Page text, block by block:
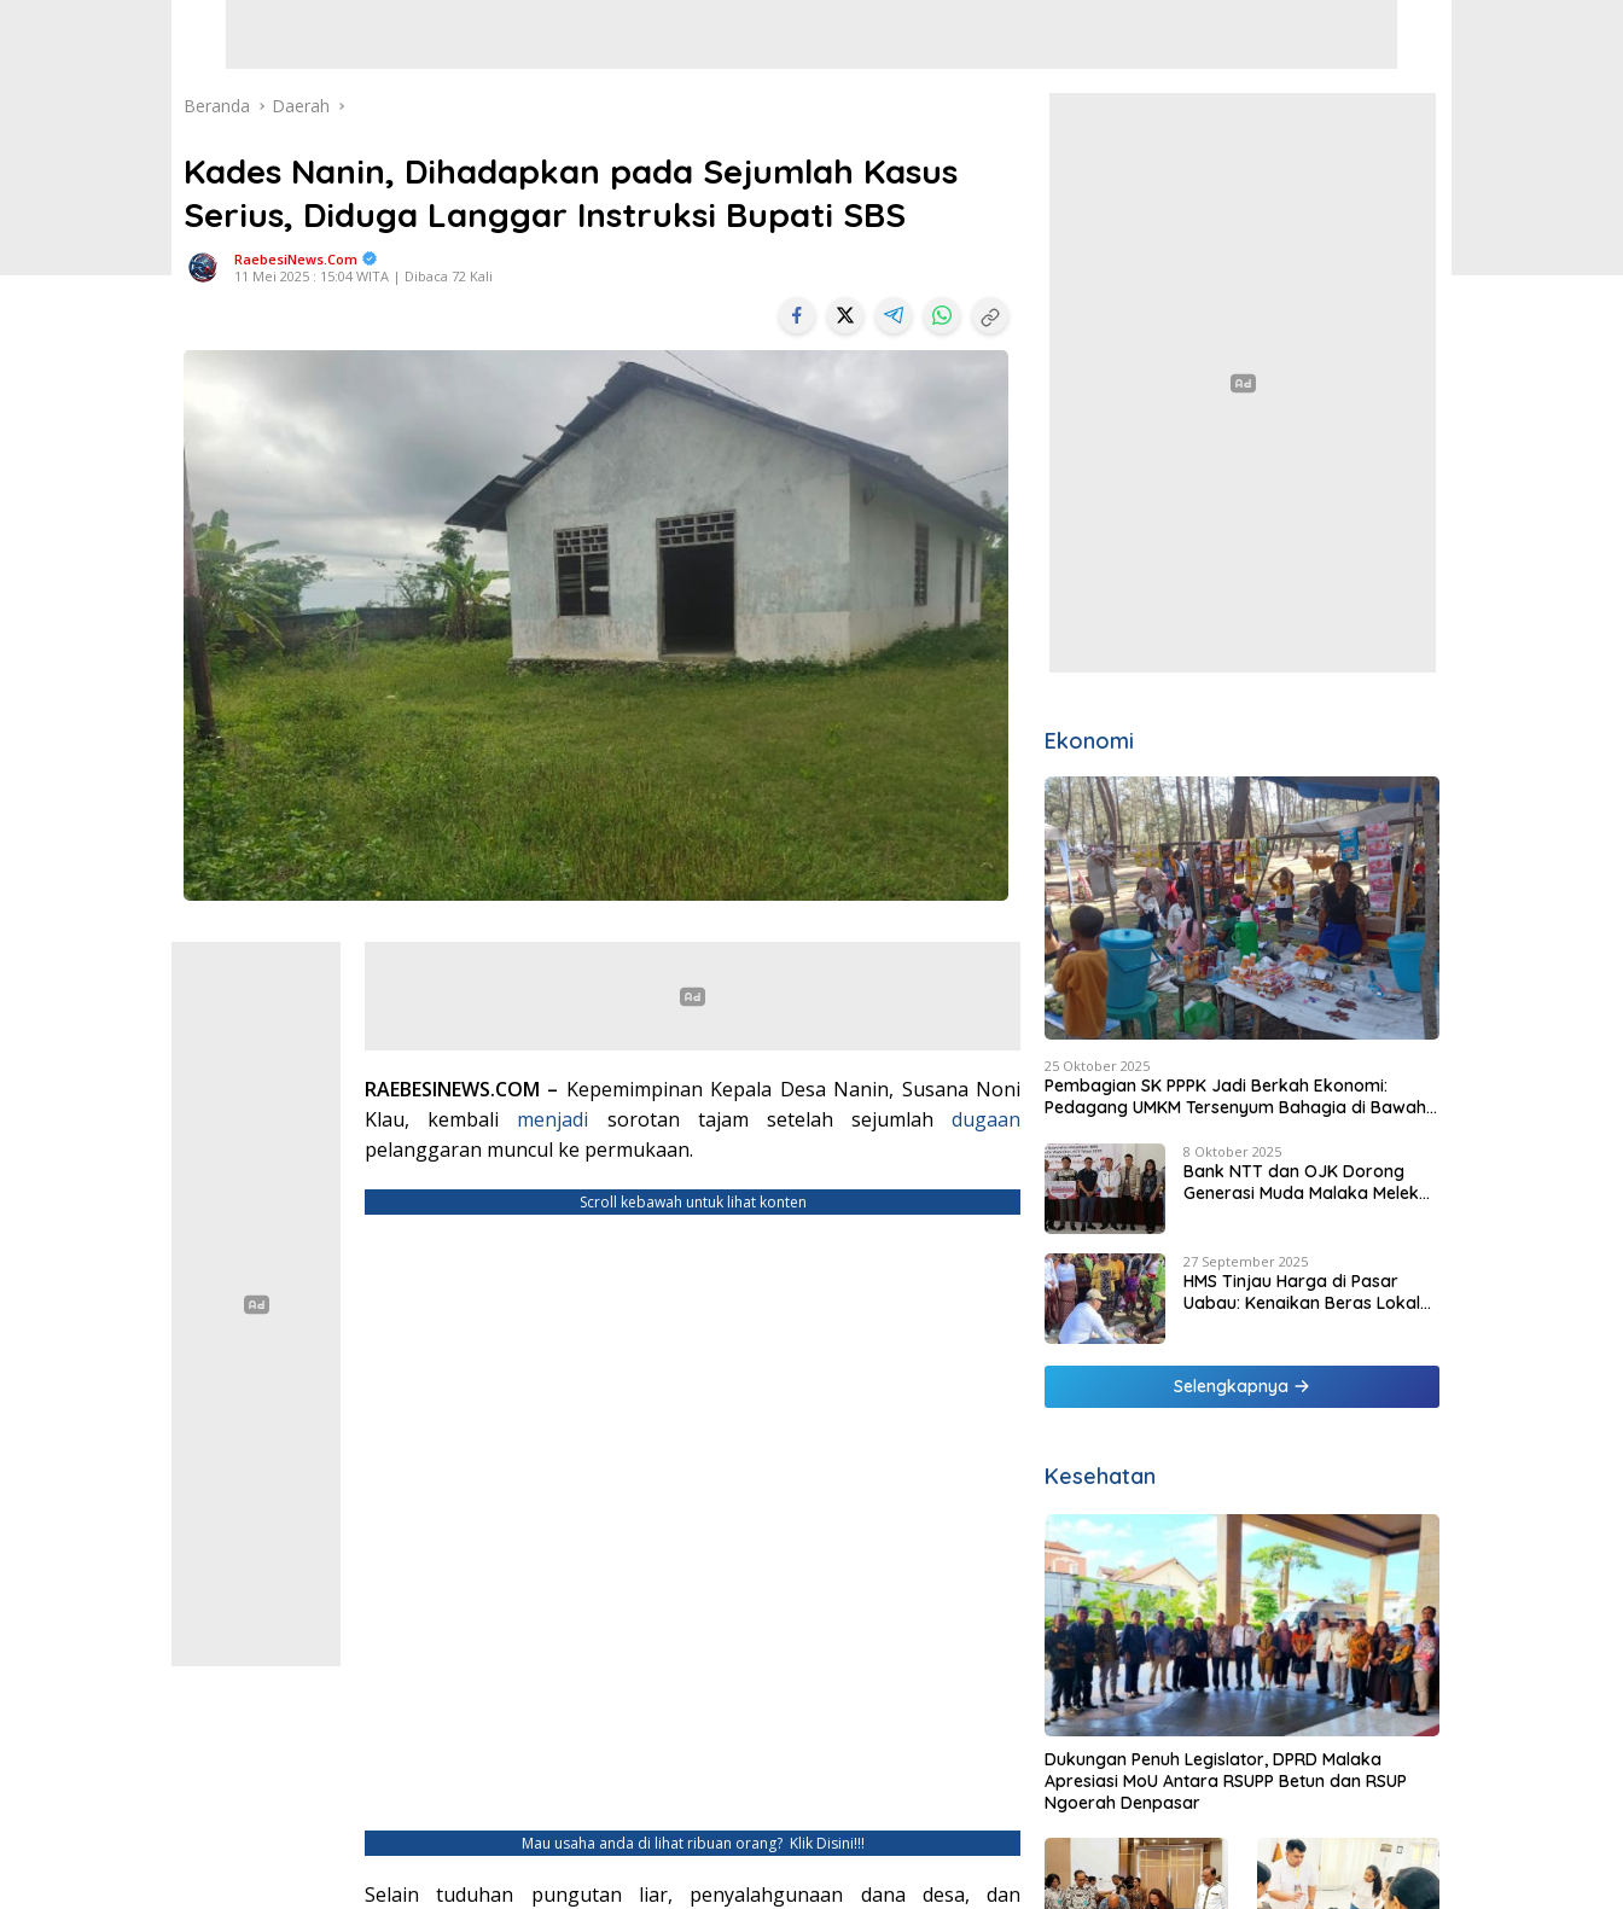
Beranda Daerah
Kades Nanin, Dihadapkan pada Sejumlah Kasus
Serius, Diduga Langgar Instruksi Bupati SBS
RaebesiNews.Com
11 Mei 2025 : 15:04 WITA | Dibaca 72 Kali
RAEBESINEWS.COM – Kepemimpinan Kepala Desa Nanin, Susana Noni
Klau, kembali menjadi sorotan tajam setelah sejumlahdugaan
pelanggaran muncul ke permukaan.
Scroll kebawah untuk lihat konten
Mau usaha anda di lihat ribuan orang?Klik Disini!!!
Selain tuduhan pungutan liar, penyalahgunaan dana desa, dan
Ekonomi
25 Oktober 2025
Pembagian SK PPPK Jadi Berkah Ekonomi:
Pedagang UMKM Tersenyum Bahagia di Bawah
8 Oktober 2025
Bank NTT dan OJK Dorong
Generasi Muda Malaka Melek
27 September 2025
HMS Tinjau Harga di Pasar
Uabau: Kenaikan Beras Lokal
Selengkapnya
Kesehatan
Dukungan Penuh Legislator, DPRD Malaka
Apresiasi MoU Antara RSUPP Betun dan RSUP
Ngoerah Denpasar